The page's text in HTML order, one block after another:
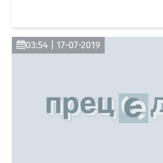
03:54 | 17-07-2019